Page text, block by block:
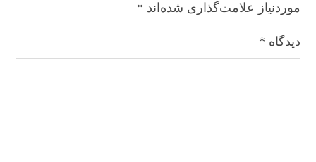
موردنیاز علامت‌گذاری شده‌اند *
دیدگاه *